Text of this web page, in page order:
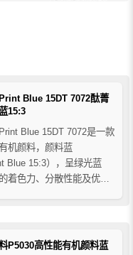
Blue 15DT 7072酞菁
15:3
Blue 15DT 7072是一款
机颜料，颜料蓝
Blue 15:3），呈绿光蓝
着色力、分散性能及优异
P5030高性能有机颜料蓝